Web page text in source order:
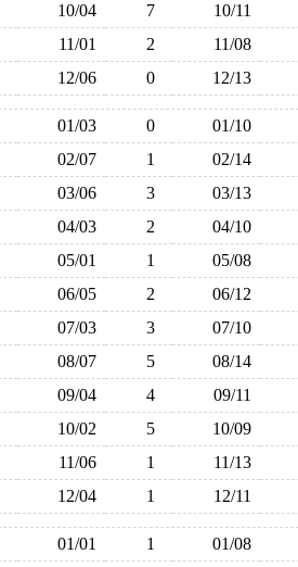
10/04 7
10/11
11/01 2
11/08
12/06 0 12/13
01/03 0
01/10
02/07 1
02/14
03/06 3
03/13
04/03 2
04/10
05/01 1
05/08
06/05 2
06/12
07/03 3
07/10
08/07 5
08/14
09/04 4
09/11
10/02 5
10/09
11/06 1
11/13
12/04 1 12/11
01/01 1
01/08